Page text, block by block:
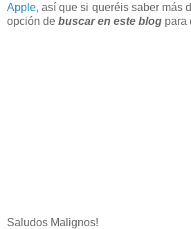
Apple, así que si queréis saber más
opción de buscar en este blog para
Saludos Malignos!